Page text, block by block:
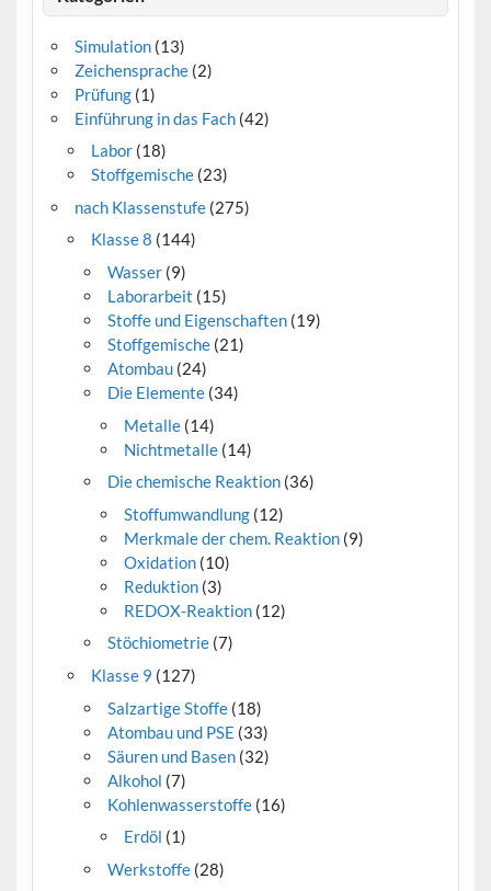
Simulation(13)
Zeichensprache(2)
Prüfung(1)
Einführung in das Fach(42)
Labor(18)
Stoffgemische(23)
nach Klassenstufe(275)
Klasse 8 (144)
Wasser (9)
Laborarbeit (15)
Stoffe und Eigenschaften (19)
Stoffgemische (21)
Atombau (24)
Die Elemente (34)
Metalle (14)
Nichtmetalle (14)
Die chemische Reaktion (36)
Stoffumwandlung (12)
Merkmale der chem. Reaktion (9)
Oxidation (10)
Reduktion (3)
REDOX-Reaktion (12)
Stöchiometrie (7)
Klasse 9 (127)
Salzartige Stoffe (18)
Atombau und PSE (33)
Säuren und Basen (32)
Alkohol (7)
Kohlenwasserstoffe (16)
Erdöl (1)
Werkstoffe (28)